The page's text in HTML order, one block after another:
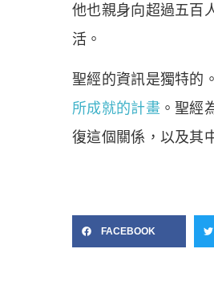
他也親身向超過五百
活。
聖經的資訊是獨特的
所成就的計畫 。聖經
復這個關係，以及其
FACEBOOK